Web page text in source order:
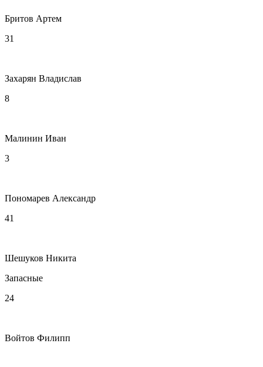
Бритов Артем
31
Захарян Владислав
8
Малинин Иван
3
Пономарев Александр
41
Шешуков Никита
Запасные
24
Войтов Филипп